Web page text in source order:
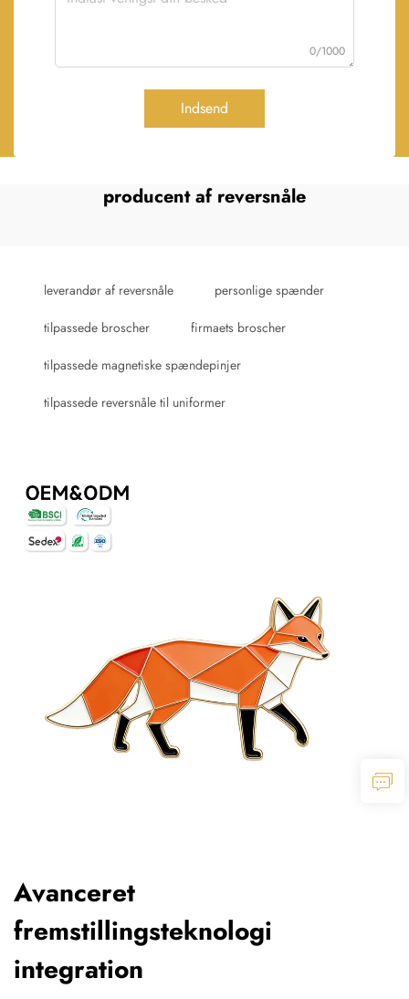
0/1000
Indsend
producent af reversnåle
leverandør af reversnåle personlige spænder
tilpassede broscher firmaets broscher
tilpassede magnetiske spændepinjer
tilpassede reversnåle til uniformer
Avanceret
fremstillingsteknologi
integration